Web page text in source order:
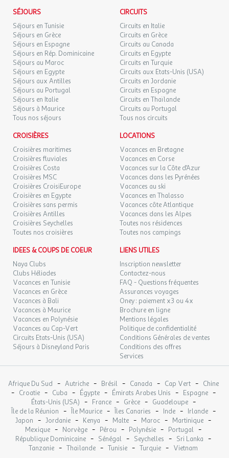
Les atouts de l'Établissement
Point fort 1 : Camping familial
Point fort 2 : En bord de rivière
Point fort 3 : La piste cyclable qui passe devant le camping
Autres informations
Nombre d'emplacements : 160 emplacements
Services
Connexion wifi : Wifi payant
Laverie : Payante
Commerces & Restauration
Infos supplémentaires commerces et restaurants :Réservez la
veille avant 20 h, votre panier petit déjeuner préparé avec soin
par l'équipe ! Au menu de cette douceur matinale :
chocolat/café/thé, lait, pain baguette, beurre, confiture,
Situation
Comment s'y rendre
Modes de transport :
Gare
Distance : 7km
Aéroport
Distance : 76km
Animation
Infos supplémentaires animations :
L'amusement est à son
comble pour les enfants (6-12 ans) avec notamment une chasse
au trésor
Restaurants
Food truck
l'agence et le voyagiste ne pourraient être considérés comme
responsables en cas de refus d'entrée sur le territoire par les
autorités locales. L'autorisation de sortie du territoire est
nécessaire pour tout mineur voyageant sans l'un de ses parents
titulaires de l'autorité parentale.
Exactitude des identités :
Les voyageurs doivent s'assurer de l'exactitude des identités
(noms de famille, nom de naissance, prénom, date de naissance,
etc.) de chaque participants au voyage.
07
MAR.
08
SEPT.
75 €
Retour le
09/09/2026
MER.
09
SEPT.
75 €
Retour le
10/09/2026
JEU.
10
SEPT.
75 €
Retour le
13
SEPT.
75 €/hébergement
14/09/2026
LUN.
14
SEPT.
75 €
Retour le
MAR.
15
SEPT.
75 €
Retour le
16/09/2026
MER.
16
SEPT.
75 € /hébergement
JEU.
17
SEPT.
75 €
Retour le
18/09/2026
18
SEPT.
82 €/hébergement
19/09/2026
SAM.
SEPT.
88 €
DIM.
20
SEPT.
75 € /hébergement
Retour le
21/09/2026
LUN.
21
SEPT.
75 €/hébergement
Retour le
22/09/2026
SÉJOURS
Séjours en Tunisie
Séjours en Grèce
Séjours en Espagne
Séjours en Rép. Dominicaine
Séjours au Maroc
Séjours en Egypte
Séjours aux Antilles
Séjours au Portugal
Séjours en Italie
Séjours à Maurice
Tous nos séjours
CIRCUITS
Circuits en Italie
Circuits en Grèce
Circuits au Canada
Circuits en Egypte
Circuits en Turquie
Circuits aux Etats-Unis (USA)
Circuits en Jordanie
Circuits en Espagne
Circuits en Thaïlande
Circuits au Portugal
Tous nos circuits
CROISIÈRES
Croisières maritimes
Croisières fluviales
Croisières Costa
Croisières MSC
Croisières CroisiEurope
Croisières en Egypte
Croisières sans permis
Croisières Antilles
Croisières Seychelles
Toutes nos croisières
LOCATIONS
Vacances en Bretagne
Vacances en Corse
Vacances sur la Côte d'Azur
Vacances dans les Pyrénées
Vacances au ski
Vacances en Thalasso
Vacances côte Atlantique
Vacances dans les Alpes
Toutes nos résidences
Toutes nos campings
IDEES & COUPS DE COEUR
Naya Clubs
Clubs Héliades
Vacances en Tunisie
Vacances en Grèce
Vacances à Bali
Vacances à Maurice
Vacances en Polynésie
Vacances au Cap-Vert
Circuits Etats-Unis (USA)
Séjours à Disneyland Paris
LIENS UTILES
Inscription newsletter
Contactez-nous
FAQ - Questions fréquentes
Assurances voyages
Oney : paiement x3 ou 4x
Brochure en ligne
Mentions légales
Politique de confidentialité
Conditions Générales de ventes
Conditions des offres
Services
Afrique Du Sud - Autriche - Brésil - Canada - Cap Vert - Chine
- Croatie - Cuba - Égypte - Émirats Arabes Unis - Espagne -
États-Unis (USA) - France - Grèce - Guadeloupe -
Île de la Réunion - Île Maurice - Îles Canaries - Inde - Irlande -
Japon - Jordanie - Kenya - Malte - Maroc - Martinique -
Mexique - Norvège - Pérou - Polynésie - Portugal -
République Dominicaine - Sénégal - Seychelles - Sri Lanka -
Tanzanie - Thaïlande - Tunisie - Turquie - Vietnam